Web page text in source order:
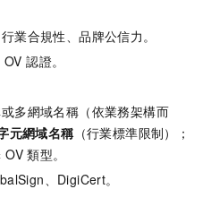
業合規性、品牌公信力。
認證。
或多網域名稱（依業務架構而
元網域名稱（行業標準限制）；
類型。
、DigiCert。